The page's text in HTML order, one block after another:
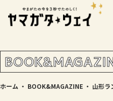
ホーム ・ BOOK&MAGAZINE ・ 山形ラ